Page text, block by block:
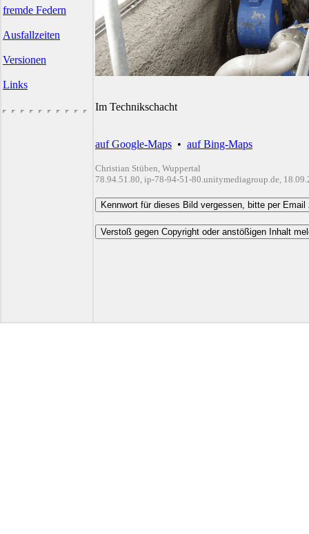
fremde Federn
Ausfallzeiten
Versionen
Links
Im Technikschacht
auf Google-Maps • auf Bing-Maps
Christian Stüben, Wuppertal
78.94.51.80, ip-78-94-51-80.unitymediagroup.de,